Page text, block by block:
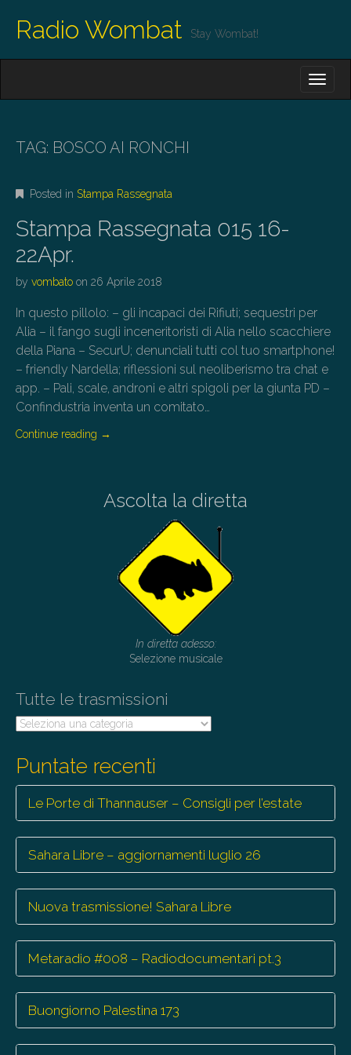
Radio Wombat Stay Wombat!
N
M
N
U
O
C
T
N
TAG: BOSCO AI RONCHI
Posted in Stampa Rassegnata
Stampa Rassegnata 015 16-
22Apr.
by vombato on 26 Aprile 2018
In questo pillolo: – gli incapaci dei Rifiuti; sequestri per
Alia – il fango sugli inceneritoristi di Alia nello scacchiere
della Piana – SecurU; denunciali tutti col tuo smartphone!
– friendly Nardella; riflessioni sul neoliberismo tra chat e
app. – Pali, scale, androni e altri spigoli per la giunta PD –
Confindustria inventa un comitato…
Continue reading →
Ascolta la diretta
In diretta adesso:
Selezione musicale
Tutte le trasmissioni
Tutte
Puntate recenti
Le Porte di Thannauser – Consigli per l’estate
Sahara Libre – aggiornamenti luglio 26
Nuova trasmissione! Sahara Libre
Metaradio #008 – Radiodocumentari pt.3
Buongiorno Palestina 173